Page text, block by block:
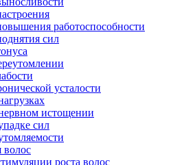
работоспособности
сил
усталости
истощении
сил
волос
роста волос